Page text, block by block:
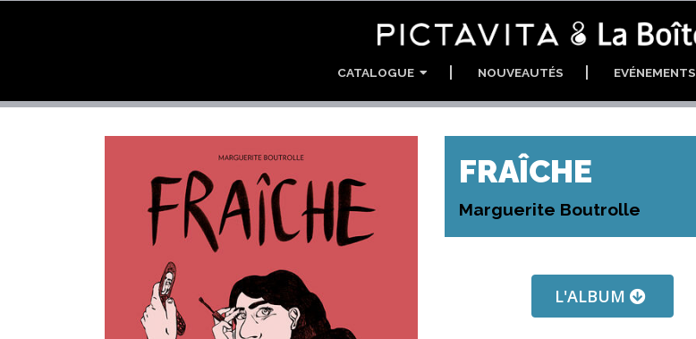
CATALOGUE NOUVEAUTÉS EVÉNEMENTS
FRAÎCHE
Marguerite Boutrolle
L'ALBUM